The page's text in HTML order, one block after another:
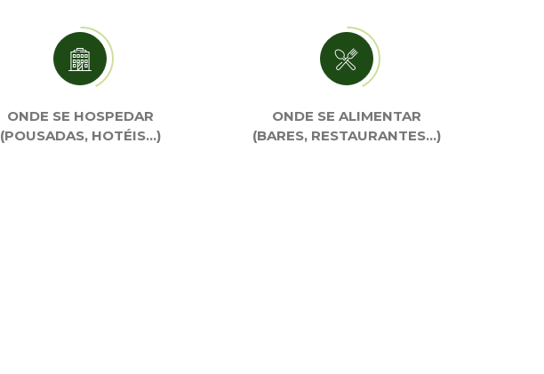
ONDE SE HOSPEDAR
(POUSADAS, HOTÉIS…)
ONDE SE ALIMENTAR
(BARES, RESTAURANTES…)